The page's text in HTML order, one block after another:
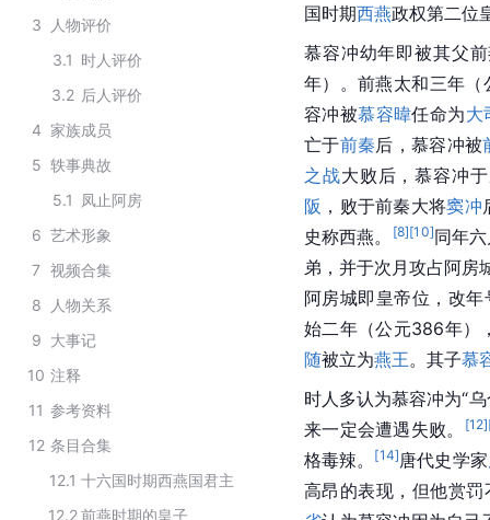
3
人物评价
3.1 时人评价
3.2 后人评价
4 家族成员
5 轶事典故
5.1
凤止阿房
6 艺术形象
7 视频合集
8
人物关系
9 大事记
10 注释
11 参考资料
12 条目合集
12.1 十六国时期西燕国君主
12.2前燕时期的皇子
国时期西燕政权第二位
慕容冲幼年即被其父
年）。前燕太和三年
容冲被慕容暐任命为大
亡于前秦后，慕容冲被
之战大败后，慕容冲于
阪 ，败于前秦大将窦冲
史称西燕。
[8][10]同年
弟，并于次月攻占阿房
阿房城即皇帝位，改
始二年（公元386年）
随被立为燕王。其子慕
时人多认为慕容冲为“
来一定会遭遇失败。
[12]
格毒辣。 [14] 唐代史学家
高昂的表现，但他赏